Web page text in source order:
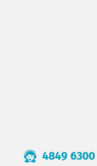
4849 6300